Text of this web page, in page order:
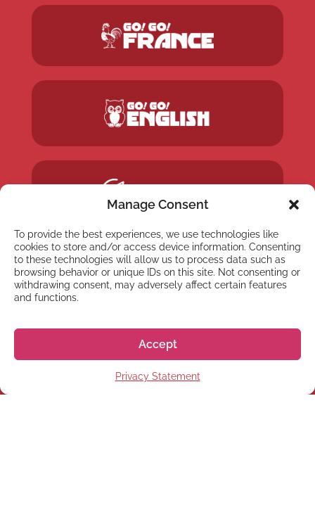
Manage Consent
To provide the best experiences, we use technologies like
cookies to store and/or access device information. Consenting
to these technologies will allow us to process data such as
browsing behavior or unique IDs on this site. Not consenting or
withdrawing consent, may adversely affect certain features
and functions.
Accept
Privacy Statement
NEWSLETTER